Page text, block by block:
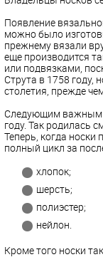
Появление
можно было
прежнему вязали
еще производится
или подвязками,
Струта в 1758 году,
столетия, прежде
Следующим важным
году. Так родилась
Теперь, когда
полный цикл за
хлопок;
шерсть;
полиэстер;
нейлон.
Кроме того носки